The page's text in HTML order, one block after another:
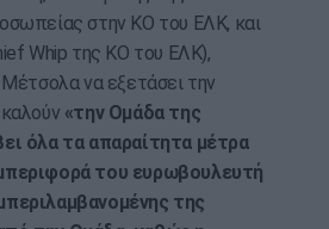
στην ΚΟ του ΕΛΚ, και
Whip της ΚΟ του ΕΛΚ),
να εξετάσει την
«την Ομάδα της
όλα τα απαραίτητα μέτρα
του ευρωβουλευτή
της